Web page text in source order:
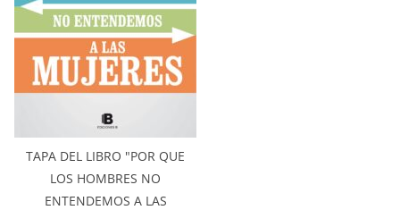
TAPA DEL LIBRO "POR QUE
LOS HOMBRES NO
ENTENDEMOS A LAS